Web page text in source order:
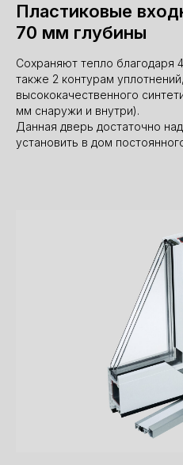
Пластиковые
70 мм глубины
Сохраняют тепло благодаря
также 2 контурам
высококачественного
мм снаружи и внутри).
Данная дверь достаточно
установить в дом